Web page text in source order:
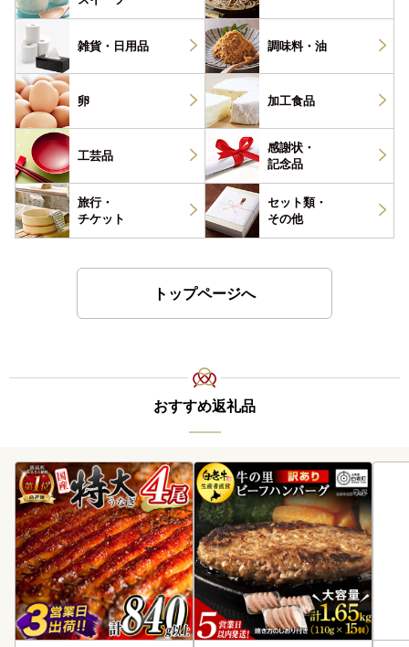
雑貨・ 日用品 調味料・ 油
卵 加工食品
工芸品
感謝状・
記念品
旅行・
チケット
セット類・
その他
トップページへ
おすすめ返礼品